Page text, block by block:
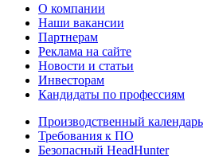
О компании
Наши вакансии
Партнерам
Реклама на сайте
Новости и статьи
Инвесторам
Кандидаты по профессиям
Производственный календарь
Требования к ПО
Безопасный HeadHunter